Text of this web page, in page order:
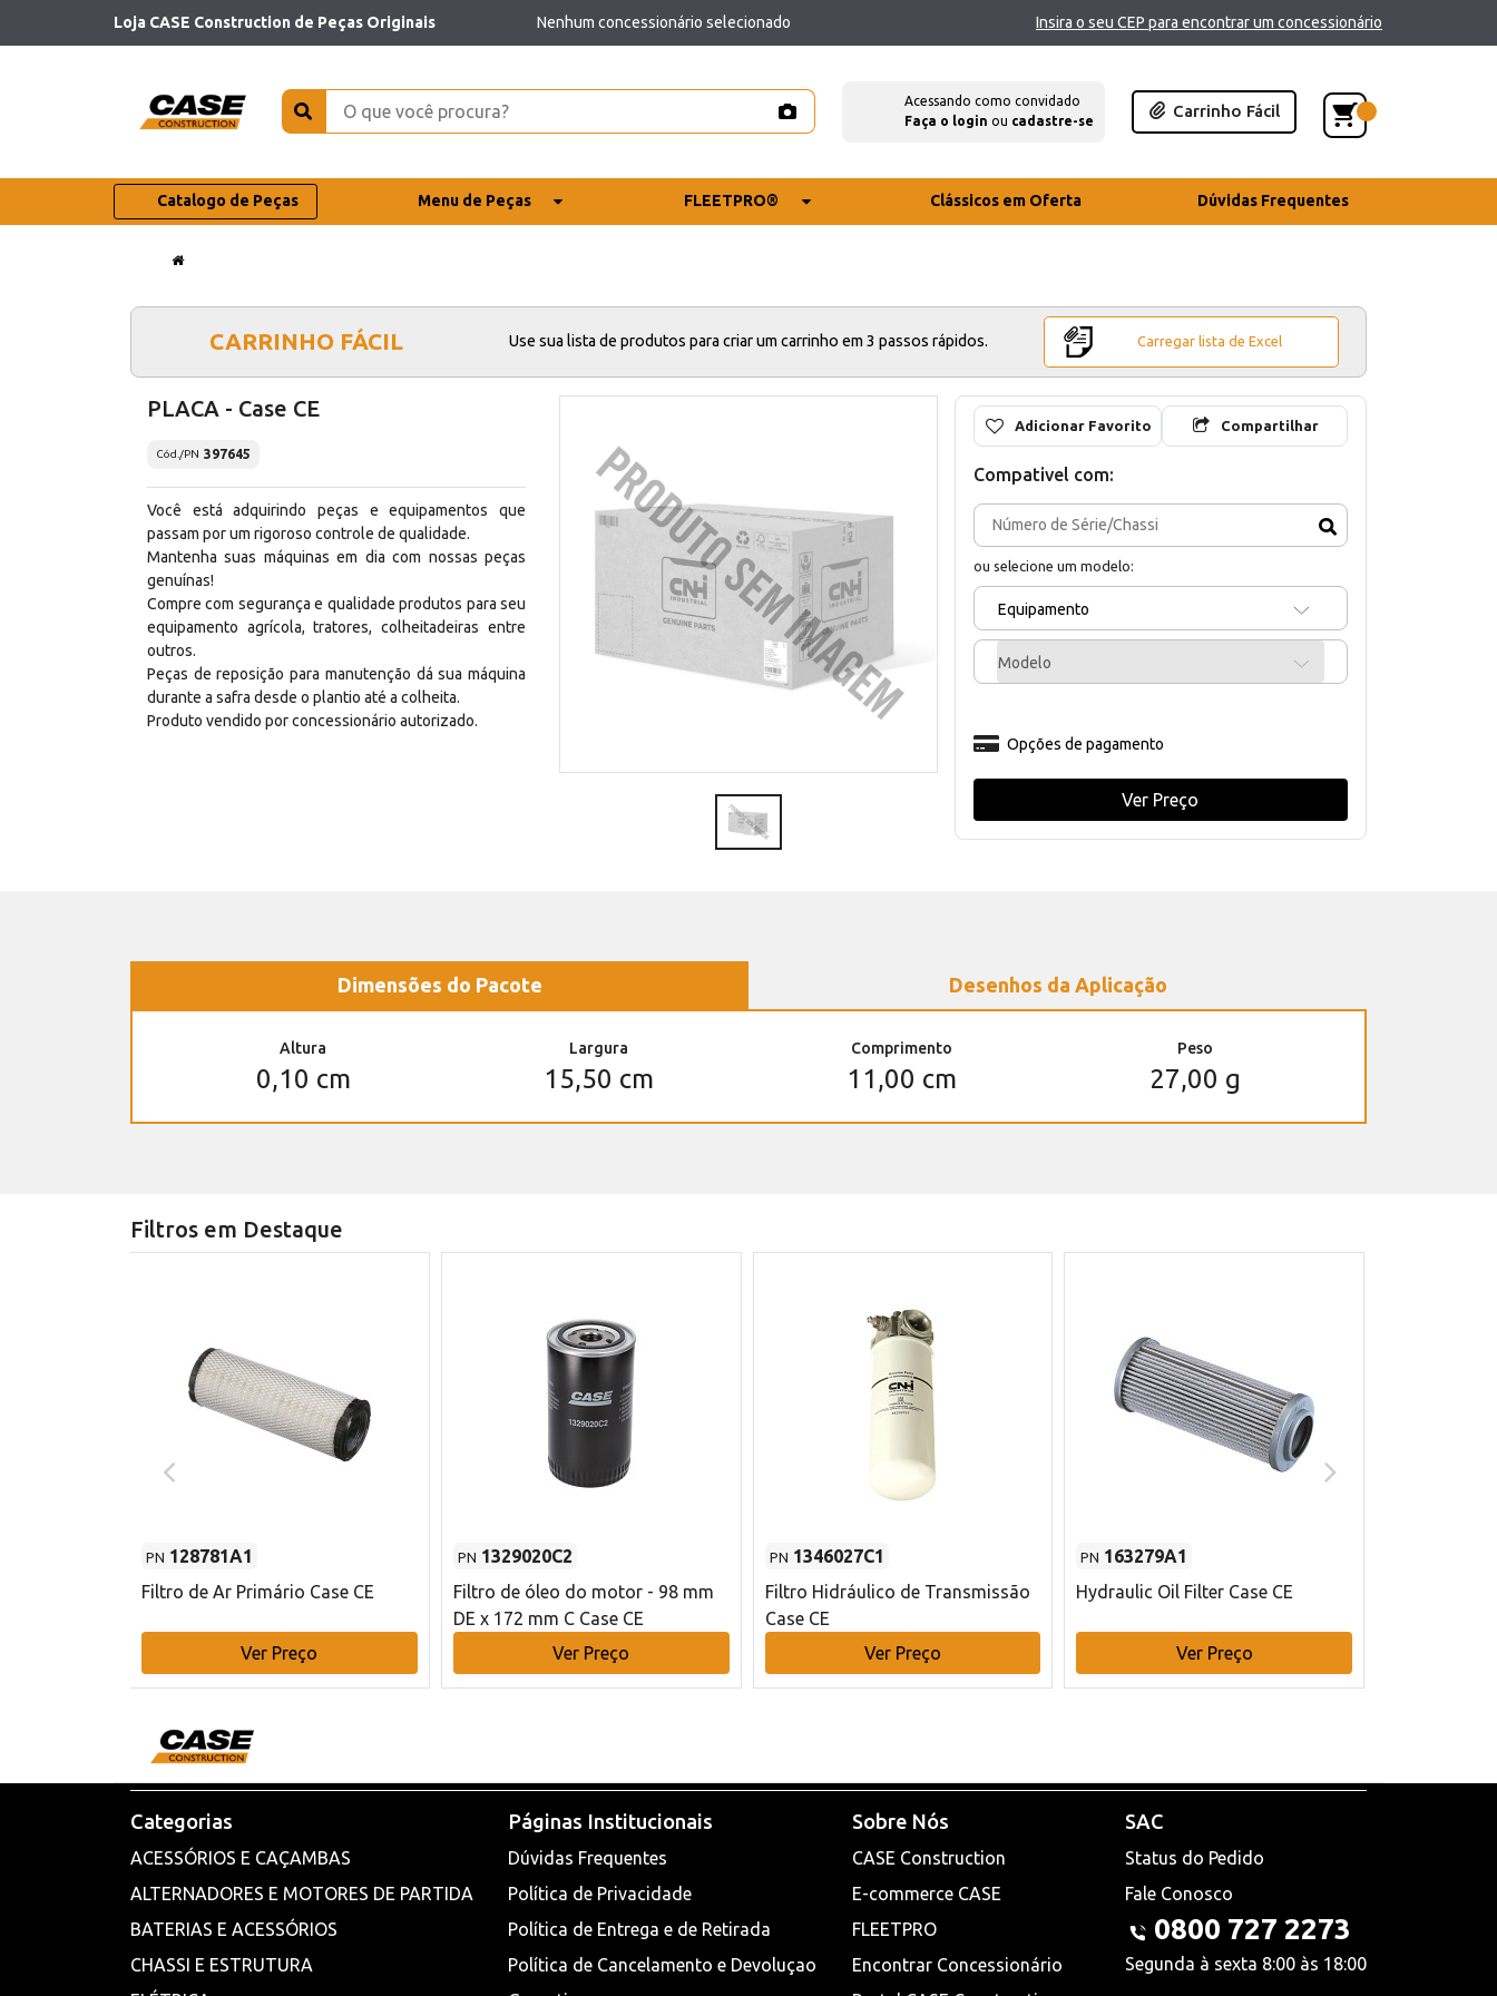
Loja CASE Construction de Peças Originais Nenhum concessionário selecionado Insira o seu CEP para encontrar um concessionário
Acessando como convidado
Faça o login ou cadastre-se
Carrinho Fácil
Catalogo de Peças Menu de Peças FLEETPRO® Clássicos em Oferta Dúvidas Frequentes
CARRINHO FÁCIL Use sua lista de produtos para criar um carrinho em 3 passos rápidos. Carregar lista de Excel
PLACA - Case CE
Cód./PN 397645
Você está adquirindo peças e equipamentos que
passam por um rigoroso controle de qualidade.
Mantenha suas máquinas em dia com nossas peças
genuínas!
Compre com segurança e qualidade produtos para seu
equipamento agrícola, tratores, colheitadeiras entre
outros.
Peças de reposição para manutenção dá sua máquina
durante a safra desde o plantio até a colheita.
Produto vendido por concessionário autorizado.
Adicionar Favorito Compartilhar
Compativel com:
ou selecione um modelo:
Equipamento
Modelo
Opções de pagamento
Ver Preço
Dimensões do Pacote Desenhos da Aplicação
Altura
0,10 cm
Largura
15,50 cm
Comprimento
11,00 cm
Peso
27,00 g
Filtros em Destaque
PN 128781A1
Filtro de Ar Primário Case CE
Ver Preço
PN 1329020C2
Filtro de óleo do motor - 98 mm
DE x 172 mm C Case CE
Ver Preço
PN 1346027C1
Filtro Hidráulico de Transmissão
Case CE
Ver Preço
PN 163279A1
Hydraulic Oil Filter Case CE
Ver Preço
Categorias
ACESSÓRIOS E CAÇAMBAS
ALTERNADORES E MOTORES DE PARTIDA
BATERIAS E ACESSÓRIOS
CHASSI E ESTRUTURA
Páginas Institucionais
Dúvidas Frequentes
Política de Privacidade
Política de Entrega e de Retirada
Política de Cancelamento e Devoluçao
Sobre Nós
CASE Construction
E-commerce CASE
FLEETPRO
Encontrar Concessionário
SAC
Status do Pedido
Fale Conosco
0800 727 2273
Segunda à sexta 8:00 às 18:00